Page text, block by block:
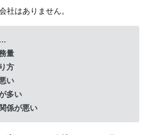
社はありません。
量
方
い
多い
係が悪い